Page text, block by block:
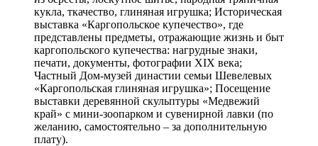
кукла, ткачество, глиняная игрушка; Историческая
выставка «Каргопольское купечество», где
представлены предметы, отражающие жизнь и быт
каргопольского купечества: нагрудные знаки,
печати, документы, фотографии XIX века;
Частный Дом-музей династии семьи Шевелевых
«Каргопольская глиняная игрушка»; Посещение
выставки деревянной скульптуры «Медвежий
край» с мини-зоопарком и сувенирной лавки (по
желанию, самостоятельно – за дополнительную
плату).